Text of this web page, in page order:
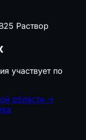
Раствор
участвует по
области →